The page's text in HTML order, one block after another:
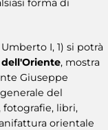
I, 1) si potrà
, mostra
Giuseppe
del
libri,
orientale